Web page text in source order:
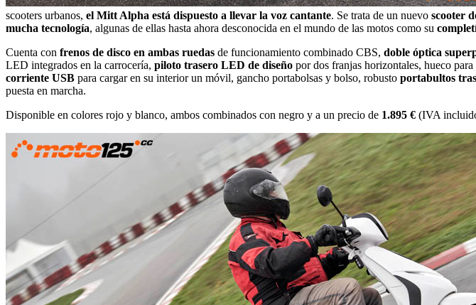
scooters urbanos, el Mitt Alpha está dispuesto a llevar la voz cantante. Se trata de un nuevo scooter
mucha tecnología, algunas de ellas hasta ahora desconocida en el mundo de las motos como su
Cuenta con frenos de disco en ambas ruedas de funcionamiento combinado CBS, doble óptica
LED integrados en la carrocería, piloto trasero LED de diseño por dos franjas horizontales, hueco
corriente USB para cargar en su interior un móvil, gancho portabolsas y bolso, robusto portabultos
puesta en marcha.
Disponible en colores rojo y blanco, ambos combinados con negro y a un precio de 1.895 € (IVA